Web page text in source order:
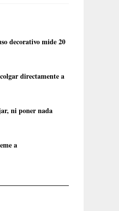
decorativo mide 20
directamente a
ni poner nada
a